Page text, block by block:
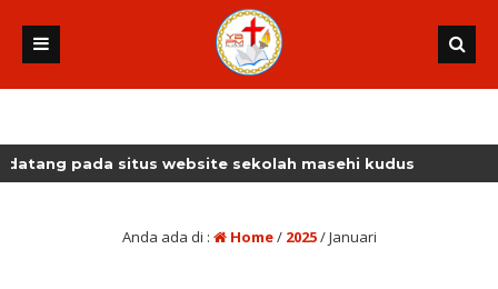
pada situs website sekolah masehi kudus
Anda ada di : Home/ 2025/Januari